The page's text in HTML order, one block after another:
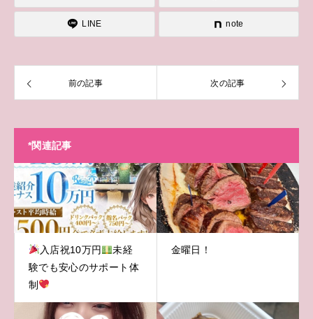
LINE note
前の記事 次の記事
*関連記事
入店祝10万円
未経
験でも安心のサポート体
制
金曜日！